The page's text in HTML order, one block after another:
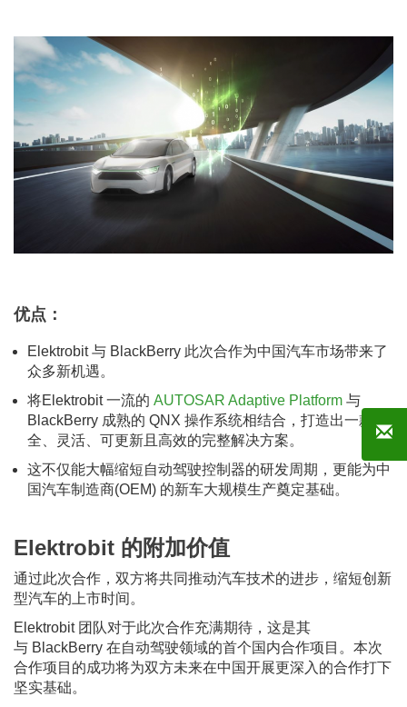
优点：
Elektrobit 与 BlackBerry 此次合作为中国汽车市场带来了
众多新机遇。
将Elektrobit 一流的 AUTOSAR Adaptive Platform 与
BlackBerry 成熟的 QNX 操作系统相结合，打造出一款安
全、灵活、可更新且高效的完整解决方案。
这不仅能大幅缩短自动驾驶控制器的研发周期，更能为中
国汽车制造商(OEM) 的新车大规模生产奠定基础。
Elektrobit 的附加价值
通过此次合作，双方将共同推动汽车技术的进步，缩短创新
型汽车的上市时间。
Elektrobit 团队对于此次合作充满期待，这是其
与 BlackBerry 在自动驾驶领域的首个国内合作项目。本次
合作项目的成功将为双方未来在中国开展更深入的合作打下
坚实基础。